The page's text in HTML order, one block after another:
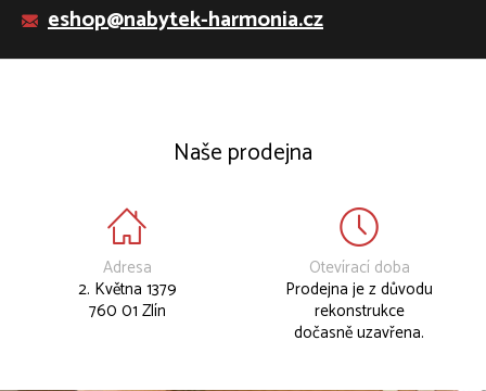
eshop@nabytek-harmonia.cz
Naše prodejna
Adresa
2. Května 1379
760 01 Zlín
Otevírací doba
Prodejna je z důvodu
rekonstrukce
dočasně uzavřena.